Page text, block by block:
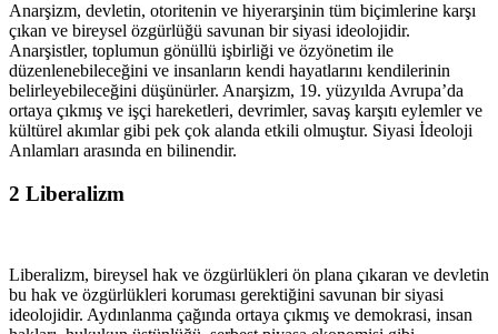
Anarşizm, devletin, otoritenin ve hiyerarşinin tüm biçimlerine karşı
çıkan ve bireysel özgürlüğü savunan bir siyasi ideolojidir.
Anarşistler, toplumun gönüllü işbirliği ve özyönetim ile
düzenlenebileceğini ve insanların kendi hayatlarını kendilerinin
belirleyebileceğini düşünürler. Anarşizm, 19. yüzyılda Avrupa’da
ortaya çıkmış ve işçi hareketleri, devrimler, savaş karşıtı eylemler ve
kültürel akımlar gibi pek çok alanda etkili olmuştur. Siyasi İdeoloji
Anlamları arasında en bilinendir.
2 Liberalizm
Liberalizm, bireysel hak ve özgürlükleri ön plana çıkaran ve devletin
bu hak ve özgürlükleri koruması gerektiğini savunan bir siyasi
ideolojidir. Aydınlanma çağında ortaya çıkmış ve demokrasi, insan